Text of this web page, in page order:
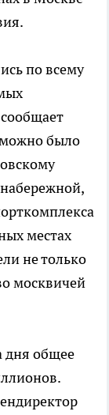
по всему
было
местах
не только
москвичей
дня общее